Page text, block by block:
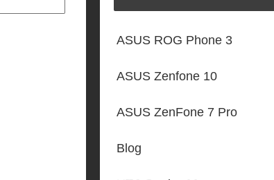
ASUS ROG Phone 3
ASUS Zenfone 10
ASUS ZenFone 7 Pro
Blog